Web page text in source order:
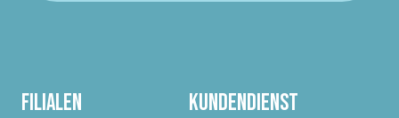
Filialen Kundendienst